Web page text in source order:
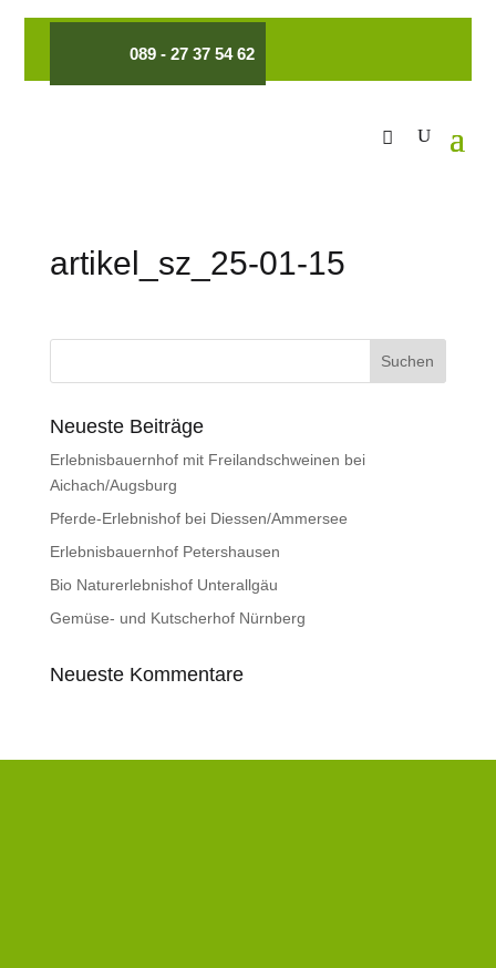
089 - 27 37 54 62
artikel_sz_25-01-15
Neueste Beiträge
Erlebnisbauernhof mit Freilandschweinen bei
Aichach/Augsburg
Pferde-Erlebnishof bei Diessen/Ammersee
Erlebnisbauernhof Petershausen
Bio Naturerlebnishof Unterallgäu
Gemüse- und Kutscherhof Nürnberg
Neueste Kommentare